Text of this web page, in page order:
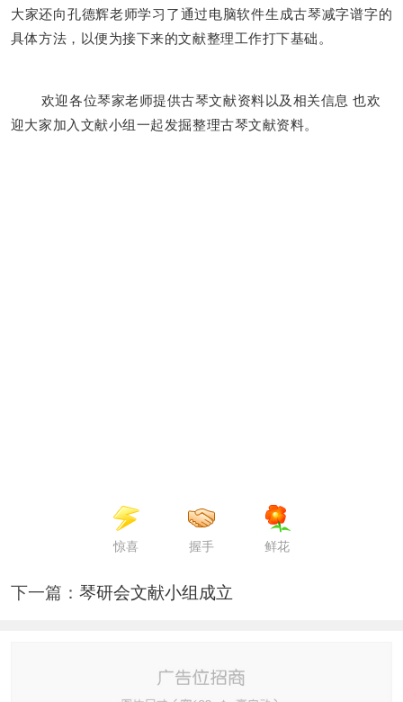
大家还向孔德辉老师学习了通过电脑软件生成古琴减字谱字的
具体方法，以便为接下来的文献整理工作打下基础。
欢迎各位琴家老师提供古琴文献资料以及相关信息 也欢
迎大家加入文献小组一起发掘整理古琴文献资料。
惊喜 握手 鲜花
下一篇： 琴研会文献小组成立